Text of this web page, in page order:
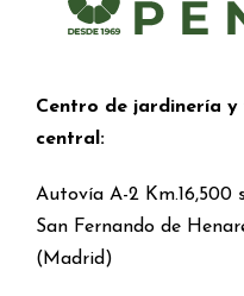
Centro de jardinería y
central:
Autovía A-2 Km.16,500
San Fernando de
(Madrid)